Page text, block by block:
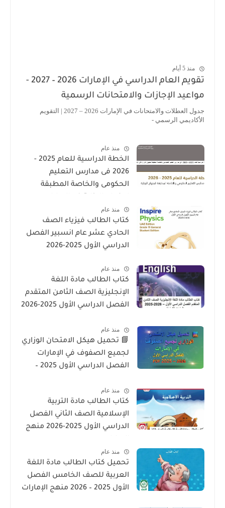
تقويم العام الدراسي في الإمارات 2026 – 2027 -
الإجازات والامتحانات الرسمية
جدول العطلات والامتحانات في الإمارات 2026 – 2027 | التقويم
الرسمي -
منذ عام
الخطة الدراسية للعام 2025 -
2026 فى مدارس التعليم
الحكومى والخاصة المطبقة
منذ عام
كتاب الطالب فيزياء الصف
الحادي عشر عام انسبير الفصل
الدراسي الأول 2025-2026
منذ عام
كتاب الطالب مادة اللغة
الإنجليزية الصف الثامن المتقدم
الفصل الدراسي الأول 2025-2026
منذ عام
📘 تحميل هيكل الامتحان الوزاري
لجميع الصفوف في الإمارات
الفصل الدراسي الأول 2025 –
منذ عام
كتاب الطالب مادة التربية
الإسلامية الصف الثاني الفصل
الدراسي الأول 2025-2026 منهج
منذ عام
تحميل كتاب الطالب مادة اللغة
العربية للصف الخامس الفصل
الأول 2025 – 2026 منهج الإمارات